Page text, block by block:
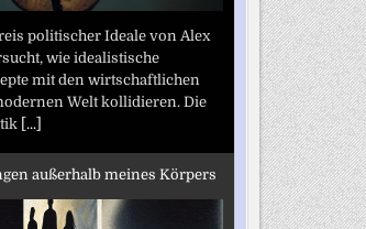
politischer Ideale von Alex
wie idealistische
mit den wirtschaftlichen
Welt kollidieren. Die
[...]
außerhalb meines Körpers